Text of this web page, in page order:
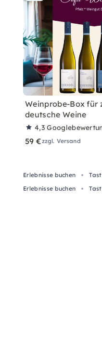
Weinprobe-Box für
deutsche Weine
4,3
59 €zzgl. Versand
Erlebnisse buchen
Erlebnisse buchen